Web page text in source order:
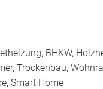
BHKW,
Trockenbau,
Smart Home